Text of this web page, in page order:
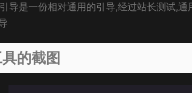
导是一份相对通用的引导,经过站长测试,
的截图